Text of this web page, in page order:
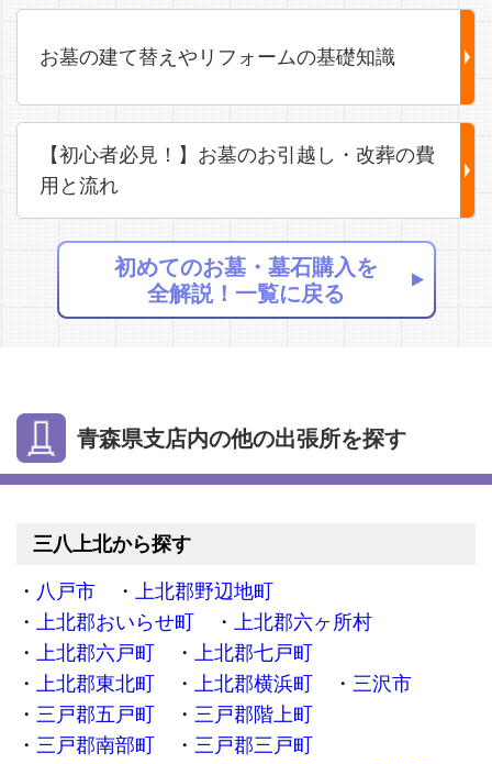
お墓の建て替えやリフォームの基礎知識
【初心者必見！】お墓のお引越し・改葬の費
用と流れ
初めてのお墓・墓石購入を
全解説！一覧に戻る
青森県支店内の他の出張所を探す
三八上北から探す
八戸市
上北郡野辺地町
上北郡おいらせ町
上北郡六ヶ所村
上北郡六戸町
上北郡七戸町
上北郡東北町
上北郡横浜町
三沢市
三戸郡五戸町
三戸郡階上町
三戸郡南部町
三戸郡三戸町